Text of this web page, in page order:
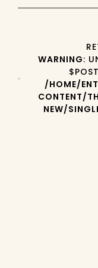
WARNING:
/HOME/
CONTENT/
NEW/